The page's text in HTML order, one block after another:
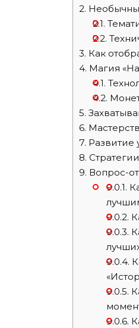
2.
2.1.
2.2.
3. Как
4. Магия
4.1.
4.2.
5.
6.
7. Развитие
8.
9. Вопрос-
9.0.1.
9.0.2.
9.0.3.
9.0.4.
9.0.5.
9.0.6.